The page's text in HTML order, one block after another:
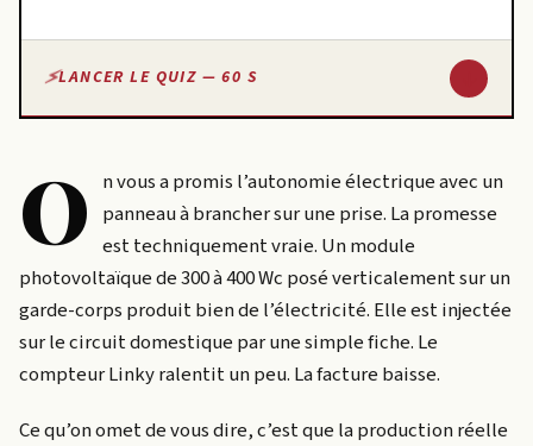
LANCER LE QUIZ — 60 S
O n vous a promis l’autonomie électrique avec un
panneau à brancher sur une prise. La promesse
est techniquement vraie. Un module
photovoltaïque de 300 à 400 Wc posé verticalement sur un
garde-corps produit bien de l’électricité. Elle est injectée
sur le circuit domestique par une simple fiche. Le
compteur Linky ralentit un peu. La facture baisse.
Ce qu’on omet de vous dire, c’est que la production réelle